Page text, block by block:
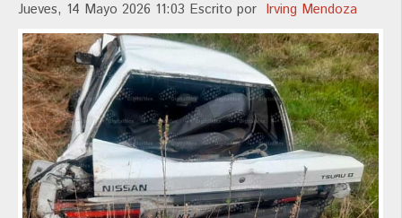
Jueves, 14 Mayo 2026 11:03 Escrito por Irving Mendoza